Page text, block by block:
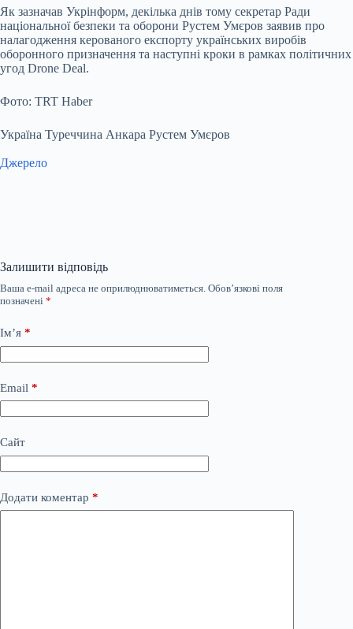
Як зазначав Укрінформ, декілька днів тому секретар Ради
національної безпеки та оборони Рустем Умєров заявив про
налагодження керованого експорту українських виробів
оборонного призначення та наступні кроки в рамках політичних
угод Drone Deal.
Фото: TRT Haber
Україна Туреччина Анкара Рустем Умєров
Джерело
Залишити відповідь
Ваша e-mail адреса не оприлюднюватиметься. Обов’язкові поля
позначені *
Ім’я *
Email *
Сайт
Додати коментар *